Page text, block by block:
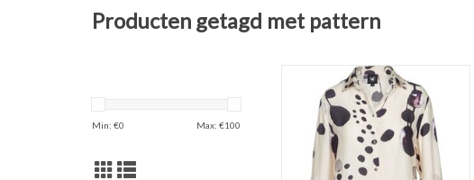
Producten getagd met pattern
Min: €0 Max: €100
Blouse
Patronen
TOEVOEGEN AAN WINKELWAGEN